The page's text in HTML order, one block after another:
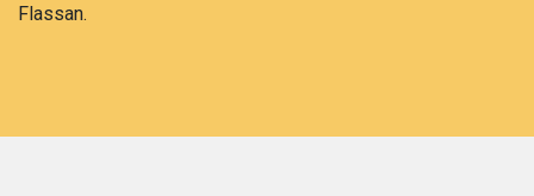
Flassan.